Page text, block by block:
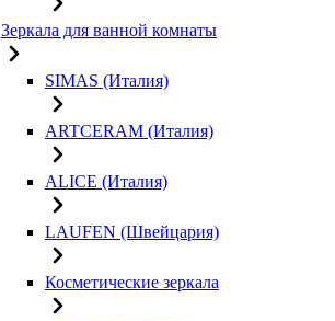
Зеркала для ванной комнаты
SIMAS (Италия)
ARTCERAM (Италия)
ALICE (Италия)
LAUFEN (Швейцария)
Косметические зеркала